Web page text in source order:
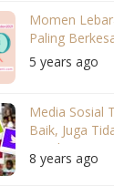
Momen
Paling
5 years ago
Media Sosial
Baik, Juga
Buruk
8 years ago